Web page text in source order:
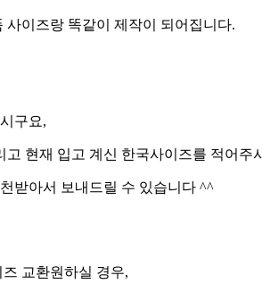
이즈랑 똑같이 제작이 되어집니다.
구요,
현재 입고 계신 한국사이즈를 적어주
받아서 보내드릴 수 있습니다 ^^
교환원하실 경우,